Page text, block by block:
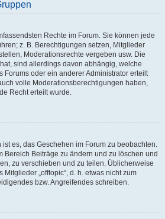
Rechte im Forum. Sie können jede
z. B. Berechtigungen setzen, Mitglieder
Moderationsrechte vergeben usw. Die
sind allerdings davon abhängig, welche
Forums oder ein anderer Administrator erteilt
volle Moderationsberechtigungen haben,
Recht erteilt wurde.
es, das Geschehen im Forum zu beobachten.
Bereich Beiträge zu ändern und zu löschen und
zu verschieben und zu teilen. Üblicherweise
„offtopic“, d. h. etwas nicht zum
bzw. Angreifendes schreiben.